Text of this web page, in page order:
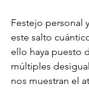
Festejo personal
este salto
ello haya puesto
múltiples
nos muestran el